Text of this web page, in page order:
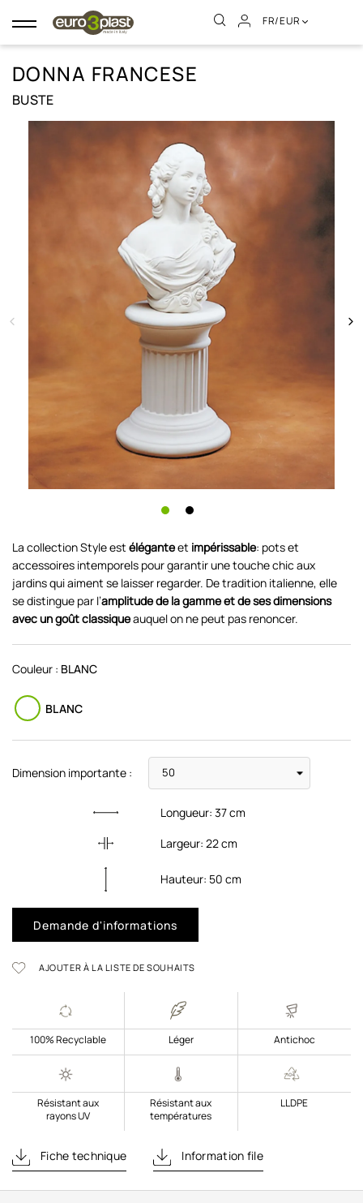
Basculer
la
FR/EUR
DONNA FRANCESE
BUSTE
La collection Style est éléganteet impérissable: pots et
accessoires intemporels pour garantir une touche chic aux
jardins qui aiment se laisser regarder. De tradition italienne, elle
se distingue par l’amplitude de la gamme et de ses dimensions
avec un goût classiqueauquel on ne peut pas renoncer.
Couleur : BLANC
BLANC
Dimension importante :
Longueur:37cm
Largeur:22cm
Hauteur: 50 cm
Demande d'informations
AJOUTER À LA LISTE DE SOUHAITS
100% Recyclable Léger Antichoc
Résistant aux
rayons UV
Résistant aux
températures
LLDPE
Fiche technique Information file